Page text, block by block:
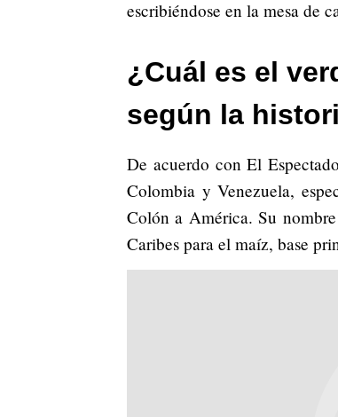
escribiéndose en la mesa de
¿Cuál es el
según la
De acuerdo con El
Colombia y Venezuela,
Colón a América. Su
Caribes para el maíz, base